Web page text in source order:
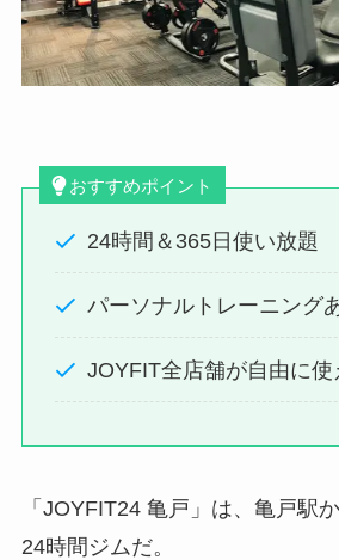
おすすめポイント
24時間＆365日使い放題
パーソナルトレーニング
JOYFIT全店舗が自由に使
「JOYFIT24 亀戸」は、亀戸駅
24時間ジムだ。